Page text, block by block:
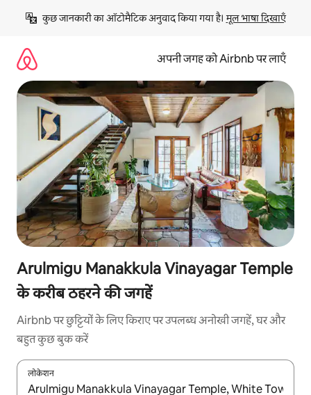
छोड़कर
कॉन्टेंट
कुछ जानकारी का ऑटोमैटिक अनुवाद किया गया है। मूल भाषा दिखाएँ
अपनी जगह को Airbnb पर लाएँ
Arulmigu Manakkula Vinayagar Temple
के करीब ठहरने की जगहें
Airbnb पर छुट्टियों के लिए किराए पर उपलब्ध अनोखी जगहें, घर और
बहुत कुछ बुक करें
लोकेशन
नतीजों के उपलब्ध होने पर, अप और डाउन 'ऐरो की' का इस्तेमाल करके नेविगेट